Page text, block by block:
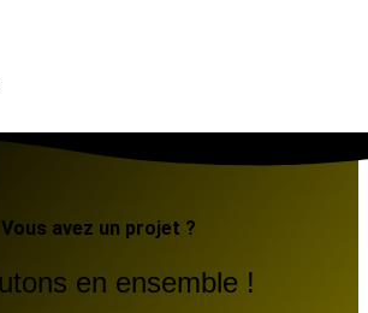
Vous avez un projet ?
en ensemble !